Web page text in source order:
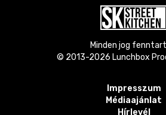
Minden jog
© 2013-2026 Lunchbox
Impresszum
Médiaajánlat
Hírlevél